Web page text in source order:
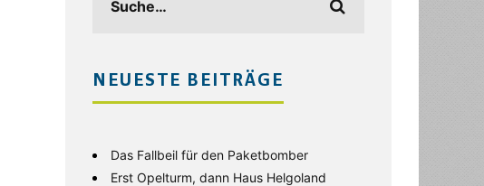
NEUESTE BEITRÄGE
Das Fallbeil für den Paketbomber
Erst Opelturm, dann Haus Helgoland